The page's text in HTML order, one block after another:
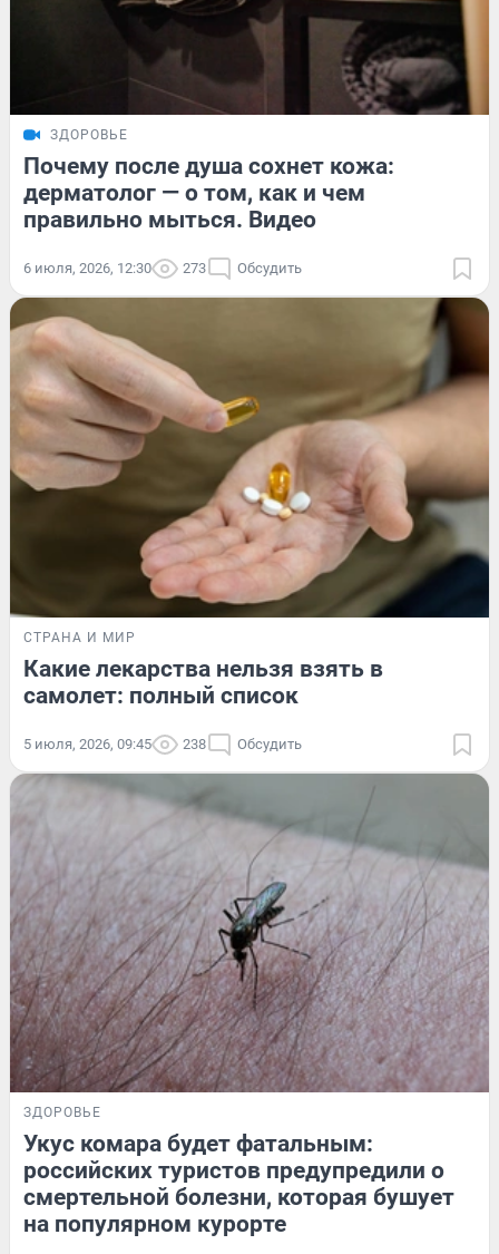
ЗДОРОВЬЕ
Почему после душа сохнет кожа:
дерматолог — о том, как и чем
правильно мыться. Видео
6 июля, 2026, 12:30 273 Обсудить
СТРАНА И МИР
Какие лекарства нельзя взять в
самолет: полный список
5 июля, 2026, 09:45 238 Обсудить
ЗДОРОВЬЕ
Укус комара будет фатальным:
российских туристов предупредили о
смертельной болезни, которая бушует
на популярном курорте